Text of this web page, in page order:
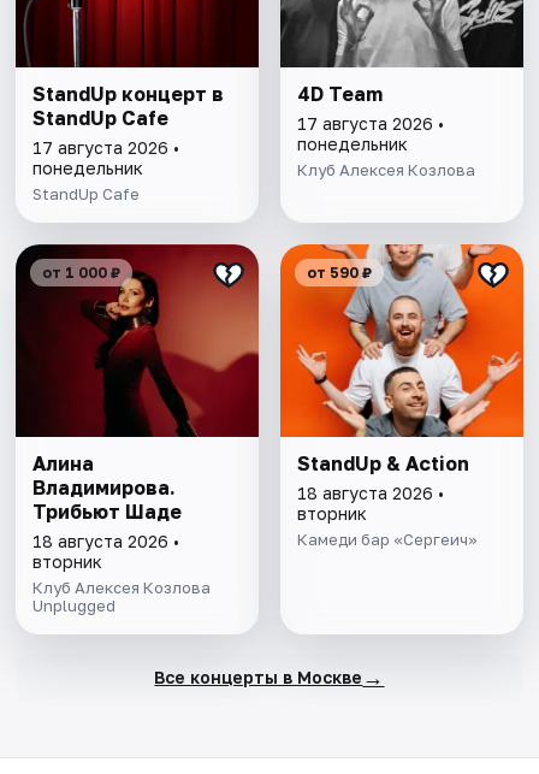
StandUp концерт в
StandUp Cafe
17 августа 2026 •
понедельник
StandUp Cafe
4D Team
17 августа 2026 •
понедельник
Клуб Алексея Козлова
от 1 000 ₽
Алина
Владимирова.
Трибьют Шаде
18 августа 2026 •
вторник
Клуб Алексея Козлова
Unplugged
от 590 ₽
StandUp & Action
18 августа 2026 •
вторник
Камеди бар «Сергеич»
Все концерты в Москве →